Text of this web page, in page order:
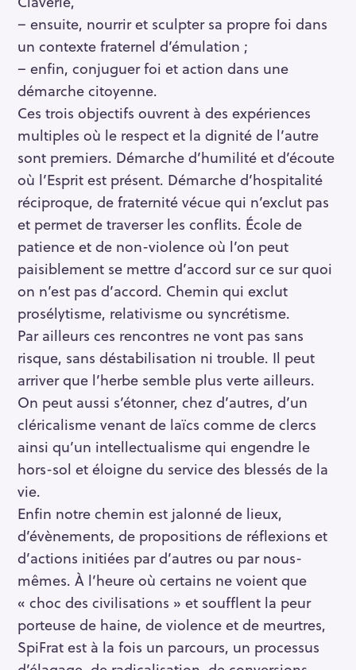
– ensuite, nourrir et sculpter sa propre foi dans
un contexte fraternel d’émulation ;
– enfin, conjuguer foi et action dans une
démarche citoyenne.
Ces trois objectifs ouvrent à des expériences
multiples où le respect et la dignité de l’autre
sont premiers. Démarche d’humilité et d’écoute
où l’Esprit est présent. Démarche d’hospitalité
réciproque, de fraternité vécue qui n’exclut pas
et permet de traverser les conflits. École de
patience et de non-violence où l’on peut
paisiblement se mettre d’accord sur ce sur quoi
on n’est pas d’accord. Chemin qui exclut
prosélytisme, relativisme ou syncrétisme.
Par ailleurs ces rencontres ne vont pas sans
risque, sans déstabilisation ni trouble. Il peut
arriver que l’herbe semble plus verte ailleurs.
On peut aussi s’étonner, chez d’autres, d’un
cléricalisme venant de laïcs comme de clercs
ainsi qu’un intellectualisme qui engendre le
hors-sol et éloigne du service des blessés de la
vie.
Enfin notre chemin est jalonné de lieux,
d’évènements, de propositions de réflexions et
d’actions initiées par d’autres ou par nous-
mêmes. À l’heure où certains ne voient que
« choc des civilisations » et soufflent la peur
porteuse de haine, de violence et de meurtres,
SpiFrat est à la fois un parcours, un processus